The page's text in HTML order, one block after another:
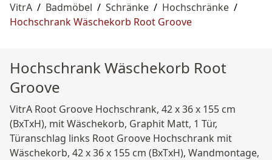
VitrA / Badmöbel / Schränke / Hochschränke /
Hochschrank Wäschekorb Root Groove
Hochschrank Wäschekorb Root
Groove
VitrA Root Groove Hochschrank, 42 x 36 x 155 cm
(BxTxH), mit Wäschekorb, Graphit Matt, 1 Tür,
Türanschlag links Root Groove Hochschrank mit
Wäschekorb, 42 x 36 x 155 cm (BxTxH), Wandmontage,